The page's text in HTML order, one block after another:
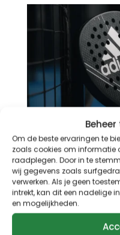
Om de beste ervaringen te
zoals cookies om informatie
raadplegen. Door in te
wij gegevens zoals
verwerken. Als je geen
intrekt, kan dit een nadelige
en mogelijkheden.
De beste padel
doorSebastiaan|mei
Heb je tijdens het
van zweethanden